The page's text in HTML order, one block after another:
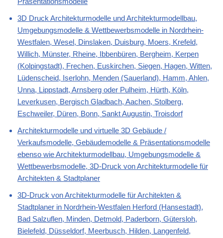
3D Druck Architekturmodelle und Architekturmodellbau,
Umgebungsmodelle & Wettbewerbsmodelle in Nordrhein-
Westfalen, Wesel, Dinslaken, Duisburg, Moers, Krefeld,
Willich, Münster, Rheine, Ibbenbüren, Bergheim, Kerpen
(Kolpingstadt), Frechen, Euskirchen, Siegen, Hagen, Witten,
Lüdenscheid, Iserlohn, Menden (Sauerland), Hamm, Ahlen,
Unna, Lippstadt, Arnsberg oder Pulheim, Hürth, Köln,
Leverkusen, Bergisch Gladbach, Aachen, Stolberg,
Eschweiler, Düren, Bonn, Sankt Augustin, Troisdorf
Architekturmodelle und virtuelle 3D Gebäude /
Verkaufsmodelle, Gebäudemodelle & Präsentationsmodelle
ebenso wie Architekturmodellbau, Umgebungsmodelle &
Wettbewerbsmodelle, 3D-Druck von Architekturmodelle für
Architekten & Stadtplaner
3D-Druck von Architekturmodelle für Architekten &
Stadtplaner in Nordrhein-Westfalen Herford (Hansestadt),
Bad Salzuflen, Minden, Detmold, Paderborn, Gütersloh,
Bielefeld, Düsseldorf, Meerbusch, Hilden, Langenfeld,